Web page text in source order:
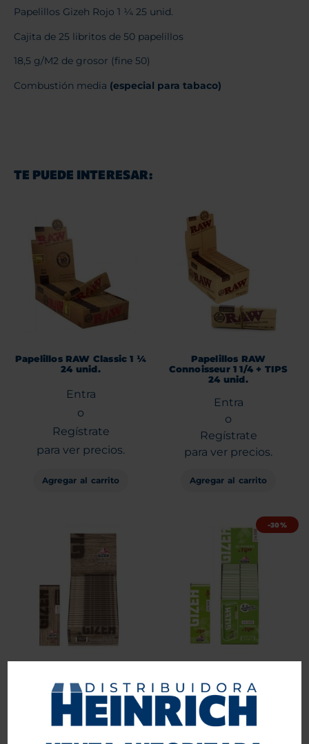
Papelillos Gizeh Rojo 1 ¼ 25 unid.
Cajita de 25 libritos de 50 papelillos
18,5 g/M2 de grosor (fine 50)
Combustión media (especial para tabaco)
TE PUEDE INTERESAR:
Papelillos RAW Classic 1 ¼
24 unid.
Entra
o
Regístrate
para ver precios.
Agregar al carrito
Papelillos RAW
Connoisseur 1 1/4 + TIPS
24 unid.
Entra
o
Regístrate
para ver precios.
Agregar al carrito
25 unid.
Entra
-30%
+ TIPS 26 unid.
$22.000 $ 15.400